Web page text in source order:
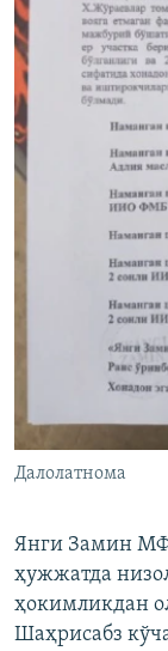
Далолатнома
Янги Замин
ҳужжатда
ҳокимликдан
Шаҳрисабз